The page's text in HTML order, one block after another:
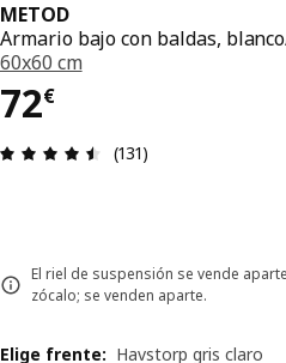
METOD
Armario bajo con baldas,
60x60 cm
72€
El precio 72€
Reseña: 4.5 de 5
(131)
El riel de suspensión se vende
zócalo; se venden aparte.
Elige frente: Havstorp gris claro